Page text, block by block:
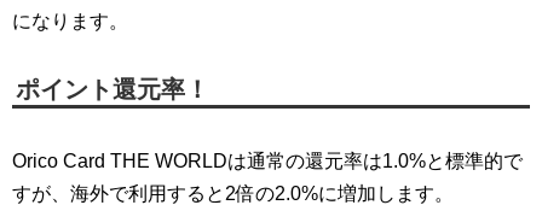
になります。
ポイント還元率！
Orico Card THE WORLDは通常の還元率は1.0%と標準的で
すが、海外で利用すると2倍の2.0%に増加します。